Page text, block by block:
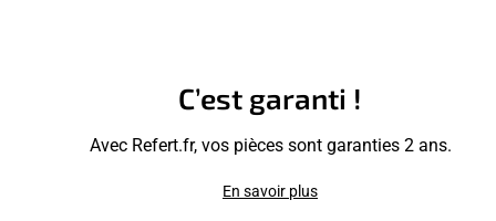
C’est garanti !
Avec Refert.fr, vos pièces sont garanties 2 ans.
En savoir plus